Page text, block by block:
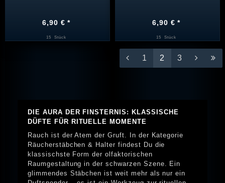
6,90 € *
15 Stück
6,90 € *
15 Stück
1 2 3
DIE AURA DER FINSTERNIS: KLASSISCHE
DÜFTE FÜR RITUELLE MOMENTE
Rauch ist der Atem der Gruft. In der Kategorie
Räucherstäbchen & Halter findest Du die
klassischste Form der olfaktorischen
Raumgestaltung in der schwarzen Szene. Ein
glimmendes Stäbchen ist weit mehr als nur ein